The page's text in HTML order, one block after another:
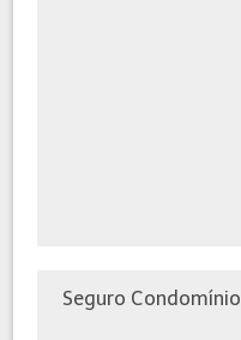
Seguro Condomínio